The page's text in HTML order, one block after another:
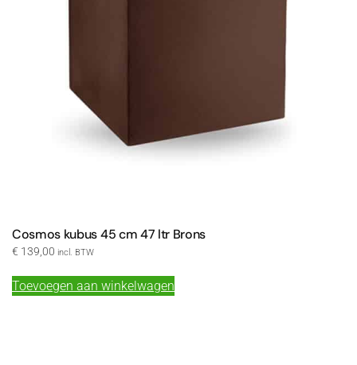
Cosmos kubus 45 cm 47 ltr Brons
€ 139,00 incl. BTW
Toevoegen aan winkelwagen